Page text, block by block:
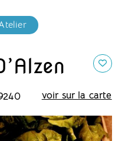
voir sur la carte